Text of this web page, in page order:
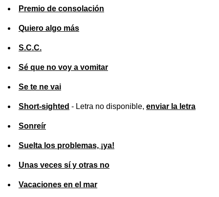
Premio de consolación
Quiero algo más
S.C.C.
Sé que no voy a vomitar
Se te ne vai
Short-sighted - Letra no disponible, enviar la letra
Sonreír
Suelta los problemas, ¡ya!
Unas veces sí y otras no
Vacaciones en el mar